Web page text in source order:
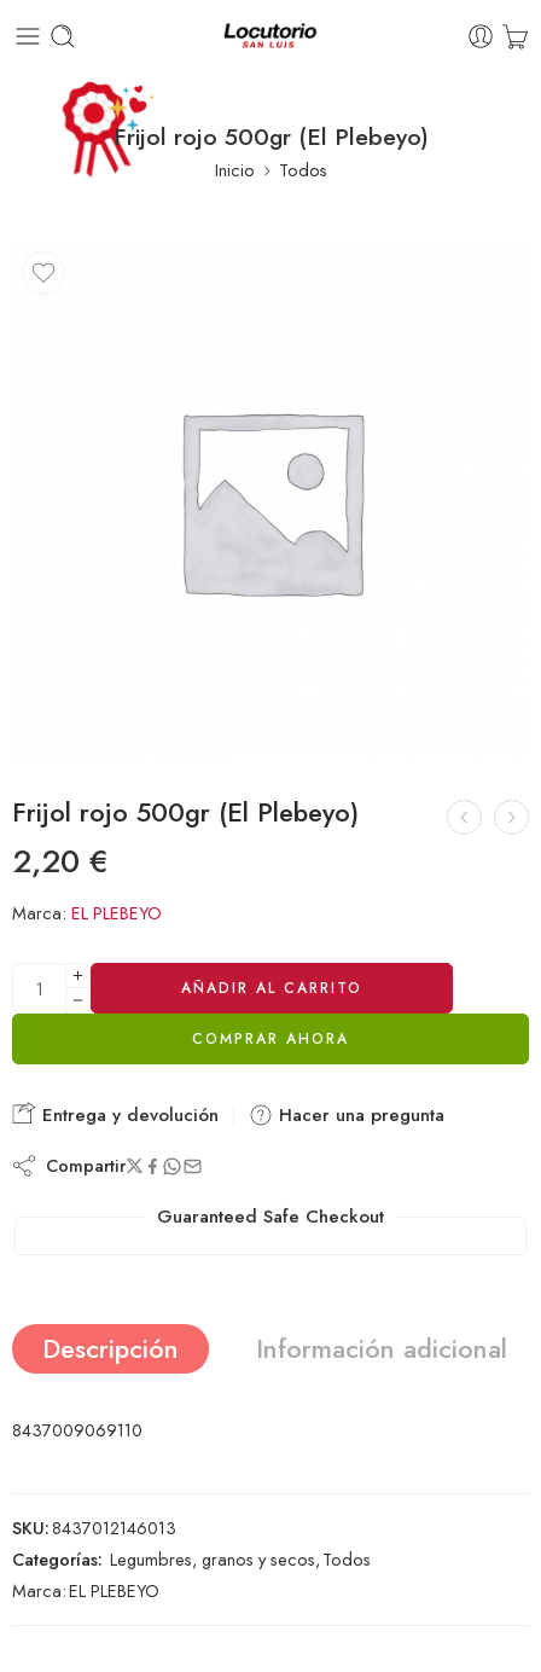
Frijol rojo 500gr (El Plebeyo)
Inicio Todos
Frijol rojo 500gr (El Plebeyo)
2,20 €
Marca: EL PLEBEYO
AÑADIR AL CARRITO
COMPRAR AHORA
Alternative:
Entrega y devolución Hacer una pregunta
Compartir
Guaranteed Safe Checkout
Descripción Información adicional
8437009069110
SKU:8437012146013
Categorías: Legumbres, granos y secos,Todos
Marca:EL PLEBEYO